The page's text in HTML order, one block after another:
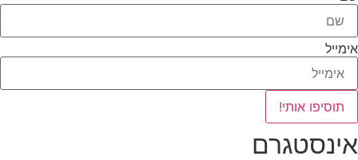
אימייל
תוסיפו אותי!
אינסטגרם